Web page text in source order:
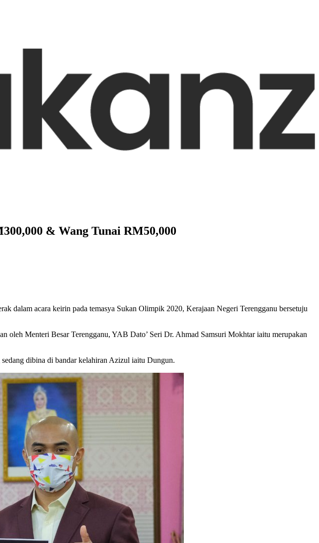
& Wang Tunai RM50,000
dalam acara keirin pada temasya Sukan Olimpik 2020, Kerajaan Negeri Terengganu bersetuju
oleh Menteri Besar Terengganu, YAB Dato’ Seri Dr. Ahmad Samsuri Mokhtar iaitu merupakan
dibina di bandar kelahiran Azizul iaitu Dungun.